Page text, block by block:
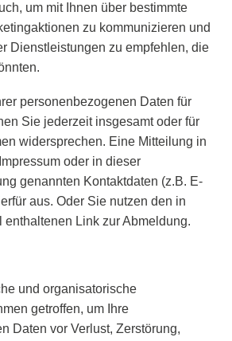
um mit Ihnen über bestimmte
zu kommunizieren und
Dienstleistungen zu empfehlen, die
personenbezogenen Daten für
Sie jederzeit insgesamt oder für
widersprechen. Eine Mitteilung in
oder in dieser
genannten Kontaktdaten (z.B. E-
aus. Oder Sie nutzen den in
enthaltenen Link zur Abmeldung.
und organisatorische
getroffen, um Ihre
Daten vor Verlust, Zerstörung,